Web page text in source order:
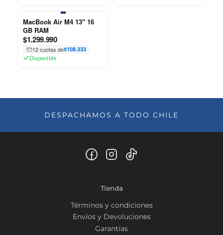
MacBook Air M4 13" 16
GB RAM
$1.299.990
12 cuotas de$108.333
Disponible
DESPACHAMOS A TODO CHILE
Tienda
Términos y condiciones
Envíos y Devoluciones
Garantías